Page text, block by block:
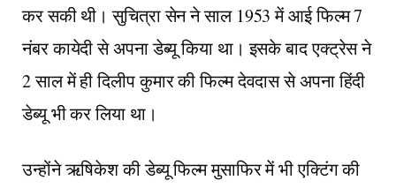
कर सकी थी। सुचित्रा सेन ने साल 1953 में आई फिल्म 7
नंबर कायेदी से अपना डेब्यू किया था। इसके बाद एक्ट्रेस ने
2 साल में ही दिलीप कुमार की फिल्म देवदास से अपना हिंदी
डेब्यू भी कर लिया था।
उन्होंने ऋषिकेश की डेब्यू फिल्म मुसाफिर में भी एक्टिंग की